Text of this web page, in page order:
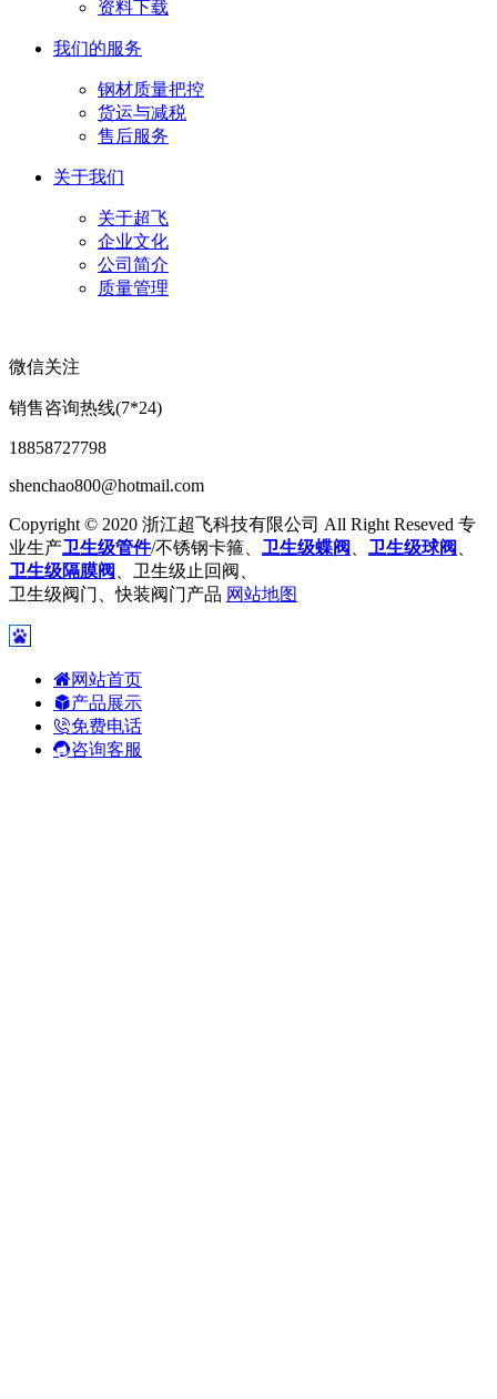
资料下载
我们的服务
钢材质量把控
货运与减税
售后服务
关于我们
关于超飞
企业文化
公司简介
质量管理
微信关注
销售咨询热线(7*24)
18858727798
shenchao800@hotmail.com
Copyright © 2020 浙江超飞科技有限公司 All Right Reseved 专
业生产卫生级管件/不锈钢卡箍、 卫生级蝶阀 、 卫生级球阀 、
卫生级隔膜阀 、卫生级止回阀、
卫生级阀门、快装阀门产品 网站地图
网站首页
产品展示
免费电话
咨询客服